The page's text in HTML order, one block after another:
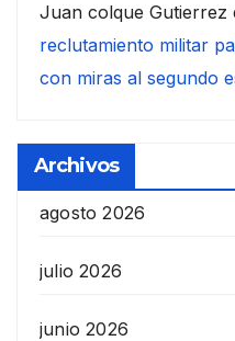
Juan colque Gutierrez
reclutamiento militar
con miras al segundo
Archivos
agosto 2026
julio 2026
junio 2026